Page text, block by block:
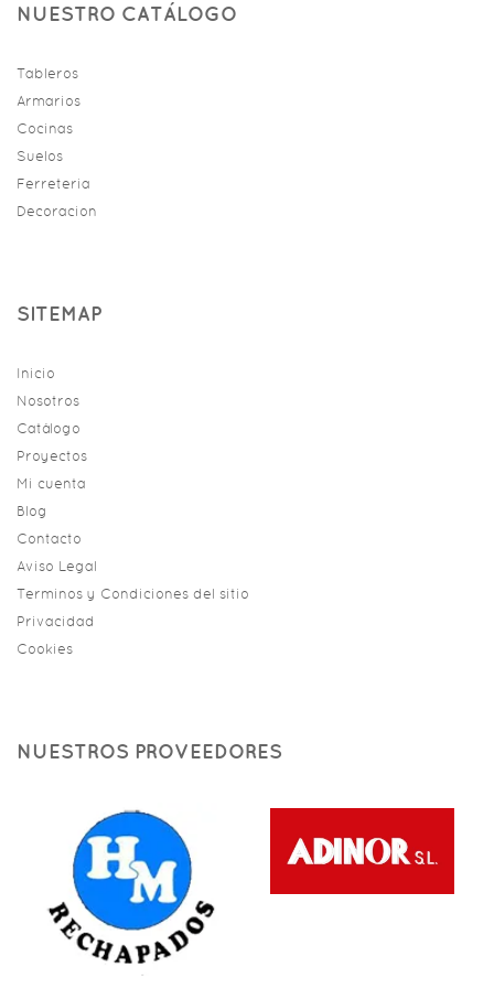
NUESTRO CATÁLOGO
Tableros
Armarios
Cocinas
Suelos
Ferreteria
Decoracion
SITEMAP
Inicio
Nosotros
Catálogo
Proyectos
Mi cuenta
Blog
Contacto
Aviso Legal
Terminos y Condiciones del sitio
Privacidad
Cookies
NUESTROS PROVEEDORES